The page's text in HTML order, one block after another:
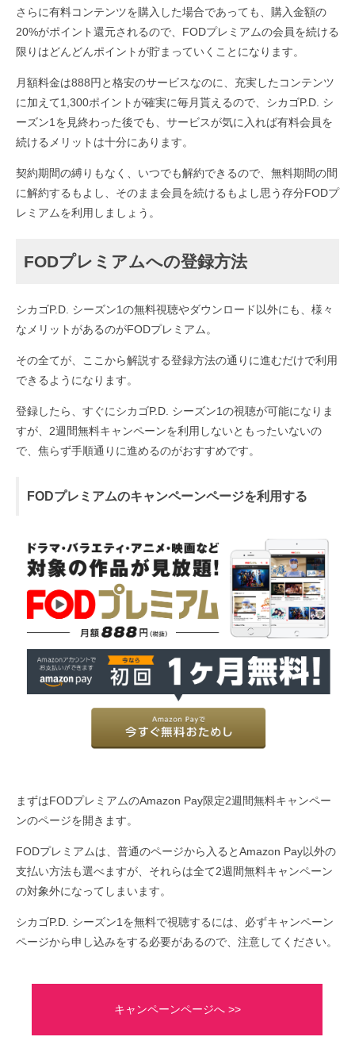
さらに有料コンテンツを購入した場合であっても、購入金額の
20%がポイント還元されるので、FODプレミアムの会員を続ける
限りはどんどんポイントが貯まっていくことになります。
月額料金は888円と格安のサービスなのに、充実したコンテンツ
に加えて1,300ポイントが確実に毎月貰えるので、シカゴP.D. シ
ーズン1を見終わった後でも、サービスが気に入れば有料会員を
続けるメリットは十分にあります。
契約期間の縛りもなく、いつでも解約できるので、無料期間の間
に解約するもよし、そのまま会員を続けるもよし思う存分FODプ
レミアムを利用しましょう。
FODプレミアムへの登録方法
シカゴP.D. シーズン1の無料視聴やダウンロード以外にも、様々
なメリットがあるのがFODプレミアム。
その全てが、ここから解説する登録方法の通りに進むだけで利用
できるようになります。
登録したら、すぐにシカゴP.D. シーズン1の視聴が可能になりま
すが、2週間無料キャンペーンを利用しないともったいないの
で、焦らず手順通りに進めるのがおすすめです。
FODプレミアムのキャンペーンページを利用する
まずはFODプレミアムのAmazon Pay限定2週間無料キャンペー
ンのページを開きます。
FODプレミアムは、普通のページから入るとAmazon Pay以外の
支払い方法も選べますが、それらは全て2週間無料キャンペーン
の対象外になってしまいます。
シカゴP.D. シーズン1を無料で視聴するには、必ずキャンペーン
ページから申し込みをする必要があるので、注意してください。
キャンペーンページへ >>